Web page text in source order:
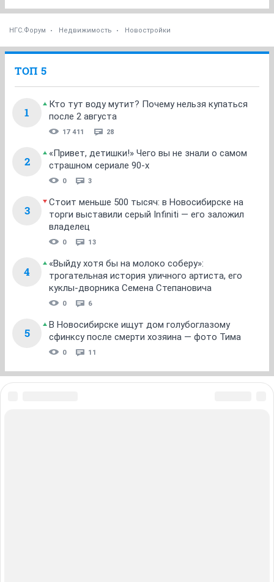
НГС.Форум Недвижимость Новостройки
ТОП 5
1
Кто тут воду мутит? Почему нельзя купаться
после 2 августа
17 411 28
2
«Привет, детишки!» Чего вы не знали о самом
страшном сериале 90-х
0 3
3
Стоит меньше 500 тысяч: в Новосибирске на
торги выставили серый Infiniti — его заложил
владелец
0 13
4
«Выйду хотя бы на молоко соберу»:
трогательная история уличного артиста, его
куклы-дворника Семена Степановича
0 6
5
В Новосибирске ищут дом голубоглазому
сфинксу после смерти хозяина — фото Тима
0 11